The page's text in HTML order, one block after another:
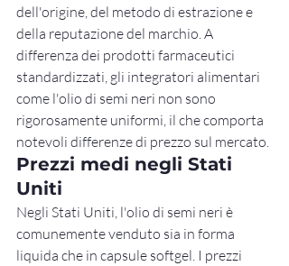
dell'origine, del metodo di estrazione e
della reputazione del marchio. A
differenza dei prodotti farmaceutici
standardizzati, gli integratori alimentari
come l'olio di semi neri non sono
rigorosamente uniformi, il che comporta
notevoli differenze di prezzo sul mercato.
Prezzi medi negli Stati
Uniti
Negli Stati Uniti, l'olio di semi neri è
comunemente venduto sia in forma
liquida che in capsule softgel. I prezzi